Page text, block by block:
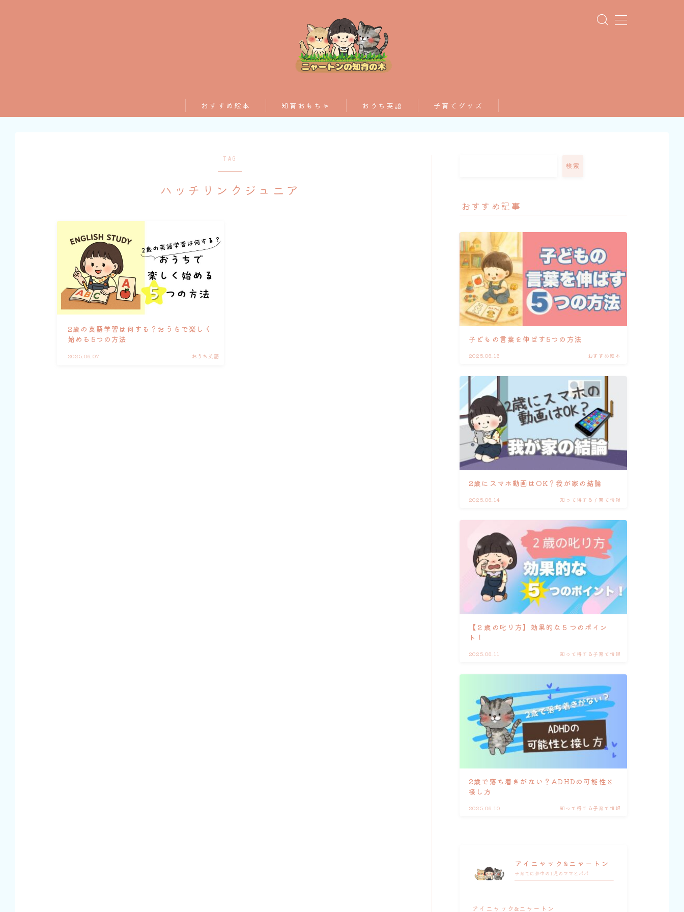
おすすめ絵本 知育おもちゃ おうち英語 子育てグッズ
おすすめ絵本
知育おもちゃ
TAG
ハッチリンクジュニア
2歳の英語学習は何する？おうちで楽しく
始める5つの方法
2025.06.07 おうち英語
検索
おすすめ記事
子どもの言葉を伸ばす5つの方法
2025.06.16 おすすめ絵本
2歳にスマホ動画はOK？我が家の結論
2025.06.14 知って得する子育て情報
【２歳の叱り方】効果的な５つのポイン
ト！
2025.06.11 知って得する子育て情報
2歳で落ち着きがない？ADHDの可能性と
接し方
2025.06.10 知って得する子育て情報
アイニャック&ニャートン
子育てに夢中の1児のママとパパ
アイニャック&ニャートン